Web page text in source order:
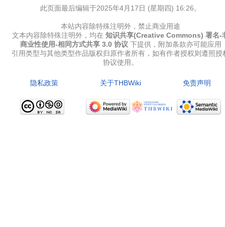
官方作品
官方游戏
官方音乐
官方书籍
官方角色
此页面最后编辑于2025年4月17日 (星期四) 16:26。
本站内容除特殊注明外，禁止商业用途
文本内容除特殊注明外，均在 知识共享(Creative Commons) 署名-
商业性使用-相同方式共享 3.0 协议 下提供，附加条款亦可能应用
引用类型与其他类型作品版权归原作者所有，如有作者授权则遵照授
协议使用。
隐私政策 关于THBWiki 免责声明